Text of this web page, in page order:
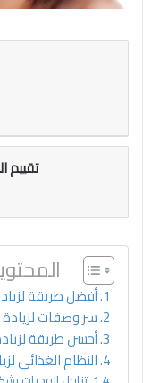
تقييم
أفضل طريقة
سر وصفات
أحسن طريقة
النظام الغذائي